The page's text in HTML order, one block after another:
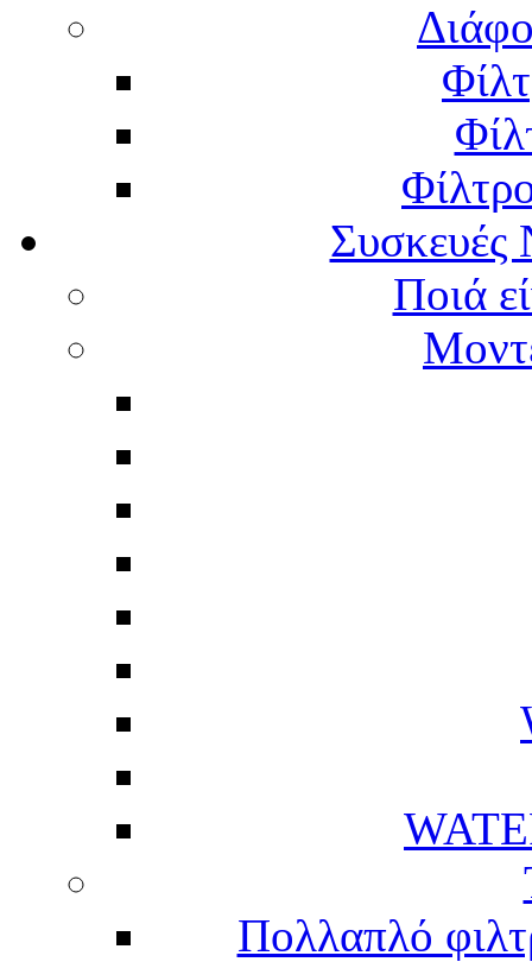
Συσκευές
Ποιά
Πολλαπλό